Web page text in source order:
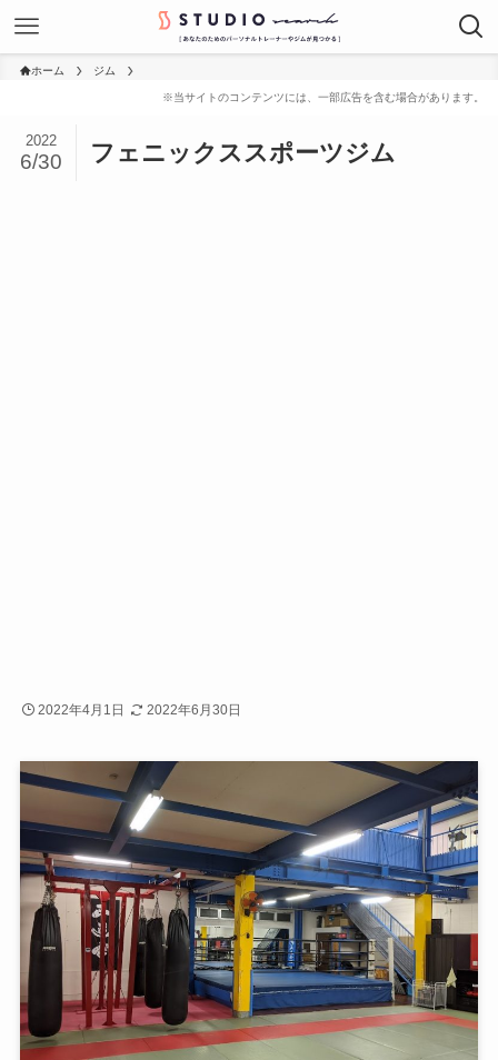
ホーム ジム
フェニックススポーツジム
2022
6/30
2022年4月1日 2022年6月30日